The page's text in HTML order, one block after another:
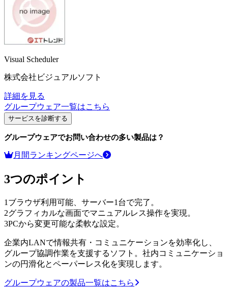
Visual Scheduler
株式会社ビジュアルソフト
詳細を見る
グループウェア一覧はこちら
サービスを診断する
グループウェアでお問い合わせの多い製品は？
月間ランキングページへ
3つのポイント
1 ブラウザ利用可能、サーバー1台で完了。
2グラフィカルな画面でマニュアルレス操作を実現。
3PCから変更可能な柔軟な設定。
企業内LANで情報共有・コミュニケーションを効率化し、
グループ協調作業を支援するソフト。社内コミュニケーショ
ンの円滑化とペーパーレス化を実現します。
グループウェアの製品一覧はこちら